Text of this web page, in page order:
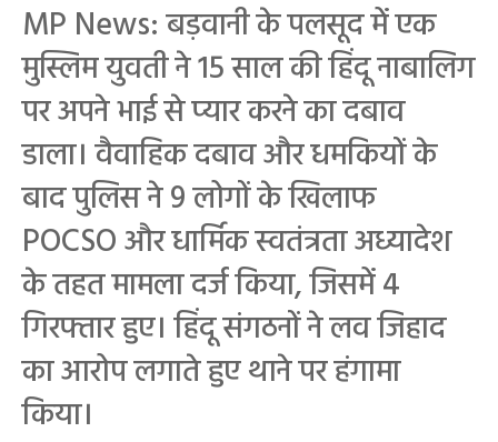
MP News: बड़वानी के पलसूद में एक
मुस्लिम युवती ने 15 साल की हिंदू नाबालिग
पर अपने भाई से प्यार करने का दबाव
डाला। वैवाहिक दबाव और धमकियों के
बाद पुलिस ने 9 लोगों के खिलाफ
POCSO और धार्मिक स्वतंत्रता अध्यादेश
के तहत मामला दर्ज किया, जिसमें 4
गिरफ्तार हुए। हिंदू संगठनों ने लव जिहाद
का आरोप लगाते हुए थाने पर हंगामा
किया।